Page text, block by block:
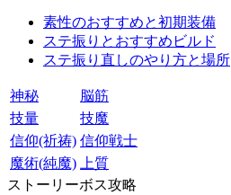
素性のおすすめと初期装備
ステ振りとおすすめビルド
ステ振り直しのやり方と場所
神秘
脳筋
技量
技魔
信仰(祈祷) 信仰戦士
魔術(純魔)
上質
ストーリーボス攻略